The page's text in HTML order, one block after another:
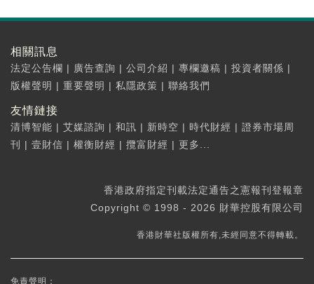
相關訊息
法定公告欄 | 廣告查詢 | 公司介紹 | 專欄邀稿 | 投資者關係 |
版權聲明 | 重要聲明 | 私隱政策 | 聯絡我們
友情鏈接
清博智能 | 艾媒諮詢 | 和訊 | 新時空 | 時代財經 | 證券市場周
刊
| 壹財信 | 權衡財經 | 攬富財經 | 更多...
香港政府指定刊載法定通告之憲報刊登報章
Copyright © 1998 - 2026 財華控股有限公司
香港財華社版權所有,未經同意不得轉載。
免責聲明：